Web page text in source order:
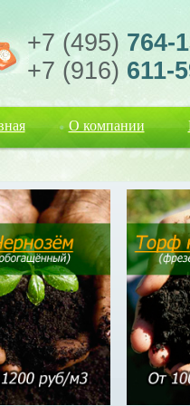
+7 (495) 764-
+7 (916) 611-
О компании